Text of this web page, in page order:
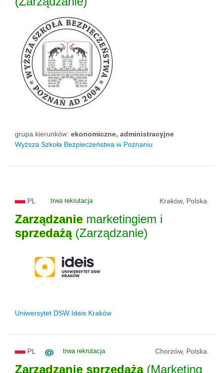
grupa kierunków: ekonomiczne, administracyjne
Wyższa Szkoła Bezpieczeństwa w Poznaniu
PL trwa rekrutacja Kraków, Polska
Zarządzaniemarketingiem i
sprzedażą(Zarządzanie)
Uniwersytet DSW Ideis Kraków
PL trwa rekrutacja Chorzów, Polska
Zarządzanie sprzedażą(Marketing